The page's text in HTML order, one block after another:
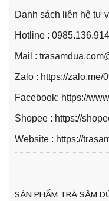
Danh sách liên hệ tư
Hotline : 0985.136.914
Mail :
Zalo : https://zalo.me/
Facebook: https://
Shopee : https://
Website : https://
SẢN PHẨM TRÀ SÂM